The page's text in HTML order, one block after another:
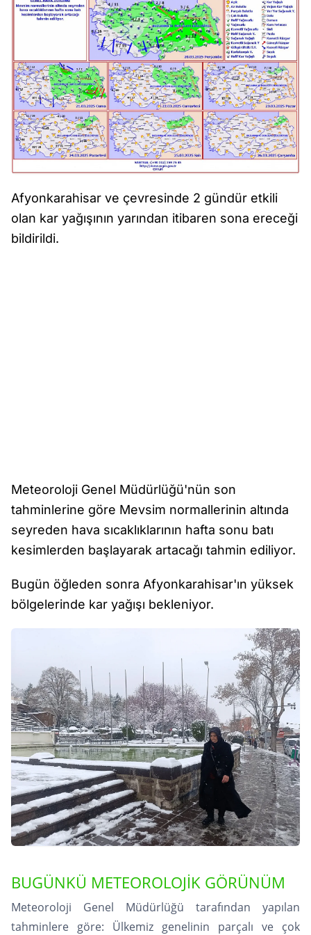
Afyonkarahisar ve çevresinde 2 gündür etkili
olan kar yağışının yarından itibaren sona ereceği
bildirildi.
Meteoroloji Genel Müdürlüğü'nün son
tahminlerine göre Mevsim normallerinin altında
seyreden hava sıcaklıklarının hafta sonu batı
kesimlerden başlayarak artacağı tahmin ediliyor.
Bugün öğleden sonra Afyonkarahisar'ın yüksek
bölgelerinde kar yağışı bekleniyor.
BUGÜNKÜ METEOROLOJİK GÖRÜNÜM
Meteoroloji Genel Müdürlüğü tarafından yapılan
tahminlere göre: Ülkemiz genelinin parçalı ve çok